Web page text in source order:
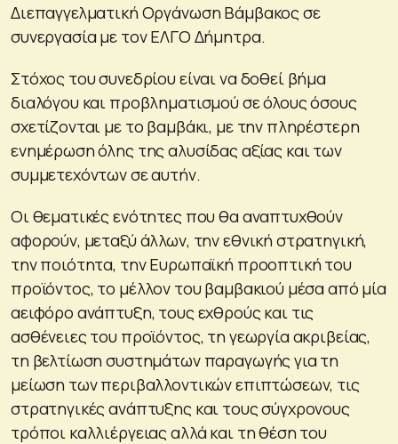
Διεπαγγελματική Οργάνωση Βάμβακος σε
συνεργασία με τον ΕΛΓΟ Δήμητρα.
Στόχος του συνεδρίου είναι να δοθεί βήμα
διαλόγου και προβληματισμού σε όλους όσους
σχετίζονται με το βαμβάκι, με την πληρέστερη
ενημέρωση όλης της αλυσίδας αξίας και των
συμμετεχόντων σε αυτήν.
Οι θεματικές ενότητες που θα αναπτυχθούν
αφορούν, μεταξύ άλλων, την εθνική στρατηγική,
την ποιότητα, την Ευρωπαϊκή προοπτική του
προϊόντος, το μέλλον του βαμβακιού μέσα από μία
αειφόρο ανάπτυξη, τους εχθρούς και τις
ασθένειες του προϊόντος, τη γεωργία ακριβείας,
τη βελτίωση συστημάτων παραγωγής για τη
μείωση των περιβαλλοντικών επιπτώσεων, τις
στρατηγικές ανάπτυξης και τους σύγχρονους
τρόποι καλλιέργειας αλλά και τη θέση του